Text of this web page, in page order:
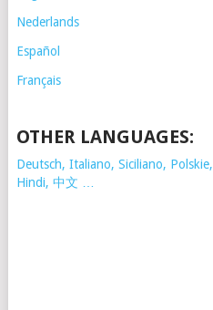
Nederlands
Español
Français
OTHER LANGUAGES:
Deutsch, Italiano, Siciliano, Polskie,
Hindi, 中文 …